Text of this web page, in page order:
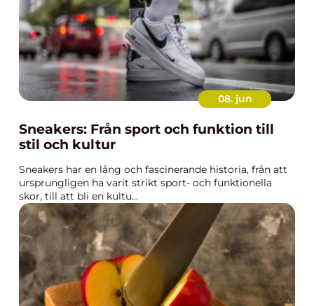
08. jun
Sneakers: Från sport och funktion till
stil och kultur
Sneakers har en lång och fascinerande historia, från att
ursprungligen ha varit strikt sport- och funktionella
skor, till att bli en kultu...